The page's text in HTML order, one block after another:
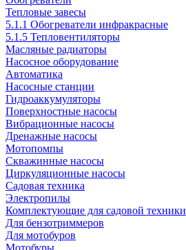
Тепловые завесы
5.1.1 Обогреватели инфракрасные
5.1.5 Тепловентиляторы
Масляные радиаторы
Насосное оборудование
Автоматика
Насосные станции
Гидроаккумуляторы
Поверхностные насосы
Вибрационные насосы
Дренажные насосы
Мотопомпы
Скважинные насосы
Циркуляционные насосы
Садовая техника
Электропилы
Комплектующие для садовой техники
Для бензотриммеров
Для мотобуров
Мотобуры